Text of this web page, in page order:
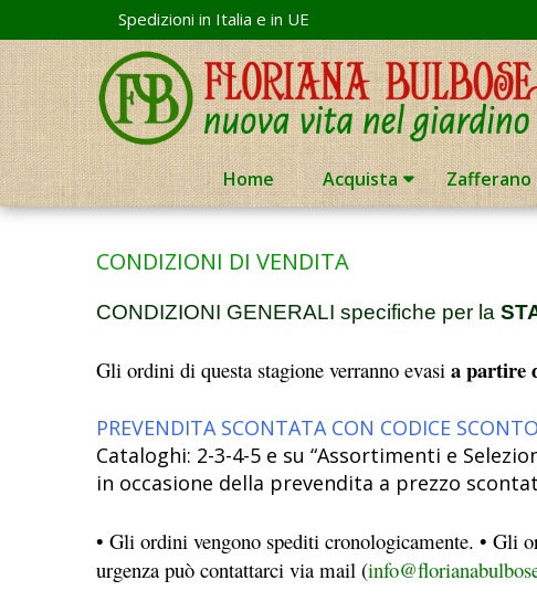
to
content
Spedizioni in Italia e in UE
Home Acquista Zafferano
CONDIZIONI DI VENDITA
CONDIZIONI GENERALI specifiche per la
Gli ordini di questa stagione verranno evasi a partire
PREVENDITA SCONTATA CON CODICE SCONTO
Cataloghi: 2-3-4-5 e su “Assortimenti e
in occasione della prevendita a prezzo
• Gli ordini vengono spediti cronologicamente. • Gli
urgenza può contattarci via mail (